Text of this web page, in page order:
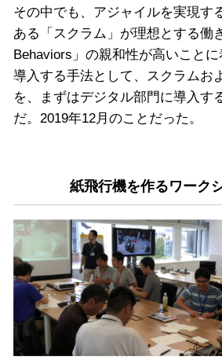
その中でも、アジャイルを実現す
ある「スクラム」が理想とする働
Behaviors」の親和性が高いことに
導入する手法として、スクラムお
を、まずはデジタル部門に導入す
だ。2019年12月のことだった。
紙飛行機を作るワーク